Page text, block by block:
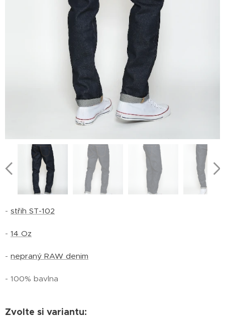
- střih ST-102
- 14 Oz
- nepraný RAW denim
- 100% bavlna
Zvolte si variantu: